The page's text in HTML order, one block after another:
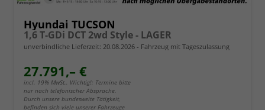
Hyundai TUCSON
1,6 T-GDi DCT 2wd Style - LAGER
unverbindliche Lieferzeit: 20.08.2026 Fahrzeug mit Tageszulassung
27.791,– €
incl. 19% MwSt.. Wichtig!: Termine bitte
nur nach telefonischer Absprache.
Durch unsere bundesweite Tätigkeit,
befinden sich viele unserer Fahrzeuge